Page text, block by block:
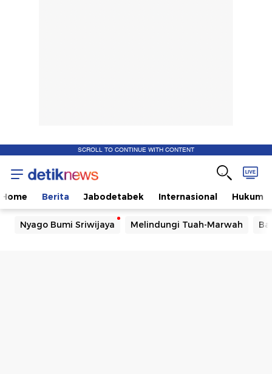
SCROLL TO CONTINUE WITH CONTENT
Home Berita Jabodetabek Internasional Hukum
Nyago Bumi Sriwijaya Melindungi Tuah-Marwah